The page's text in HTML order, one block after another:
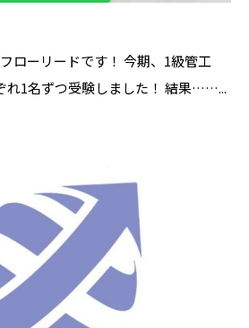
ローリードです！ 今期、1級管工
れ1名ずつ受験しました！ 結果……...